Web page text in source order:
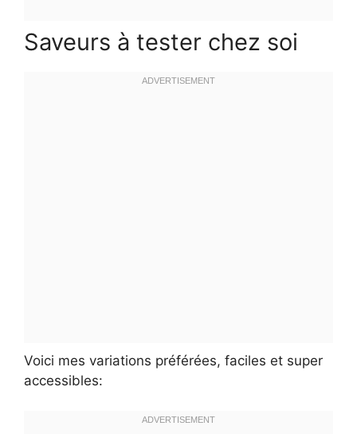
Saveurs à tester chez soi
Voici mes variations préférées, faciles et super
accessibles: